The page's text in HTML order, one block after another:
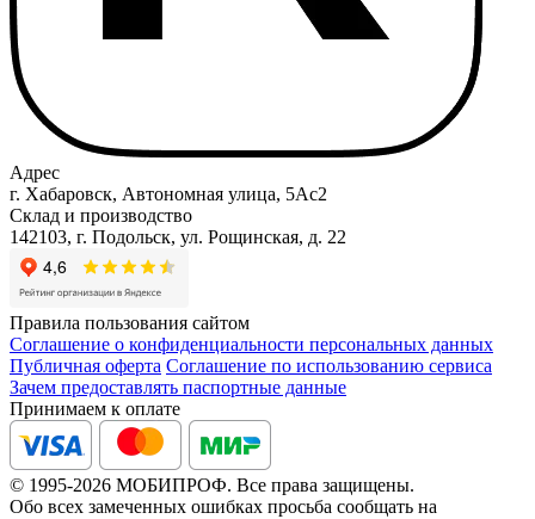
Адрес
г. Хабаровск, Автономная улица, 5Ас2
Склад и производство
142103, г. Подольск, ул. Рощинская, д. 22
Правила пользования сайтом
Соглашение о конфиденциальности персональных данных
Публичная оферта Соглашение по использованию сервиса
Зачем предоставлять паспортные данные
Принимаем к оплате
© 1995-2026 МОБИПРОФ. Все права защищены.
Обо всех замеченных ошибках просьба сообщать на